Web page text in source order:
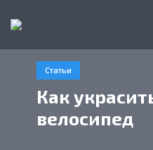
Статьи
Как
велосипед